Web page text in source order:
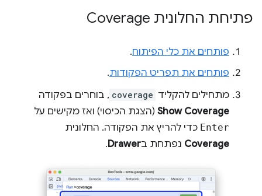
פתיחת החלונית Coverage
פותחים את כלי הפיתוח.
פותחים את תפריט הפקודות.
מתחילים להקליד coverage , בוחרים בפקודה
Show Coverage (הצגת הכיסוי) ואז מקישים על
Enter כדי להריץ את הפקודה. החלונית
Coverage נפתחת בDrawer
.